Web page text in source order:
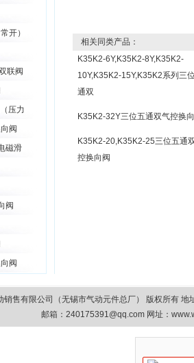
开）
联阀
压力
阀
磁滑
阀
阀
相关同类产品：
K35K2-6Y,K35K2-8Y,K35K2-
10Y,K35K2-15Y,K35K2系列三
通双
K35K2-32Y三位五通双气控换
K35K2-20,K35K2-25三位五通
控换向阀
销售有限公司（无锡市气动元件总厂） 版权所有
邮箱：240175391@qq.com 网址：